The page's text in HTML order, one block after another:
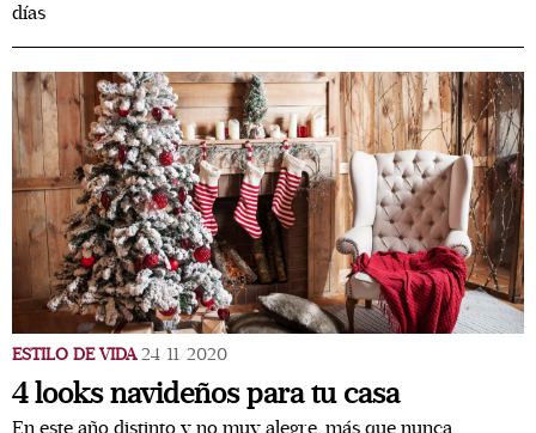
días
ESTILO DE VIDA 24/11/2020
4 looks navideños para tu casa
En este año distinto y no muy alegre, más que nunca